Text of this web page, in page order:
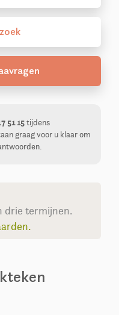
51 15tijdens
graag voor u klaar om
drie termijnen.